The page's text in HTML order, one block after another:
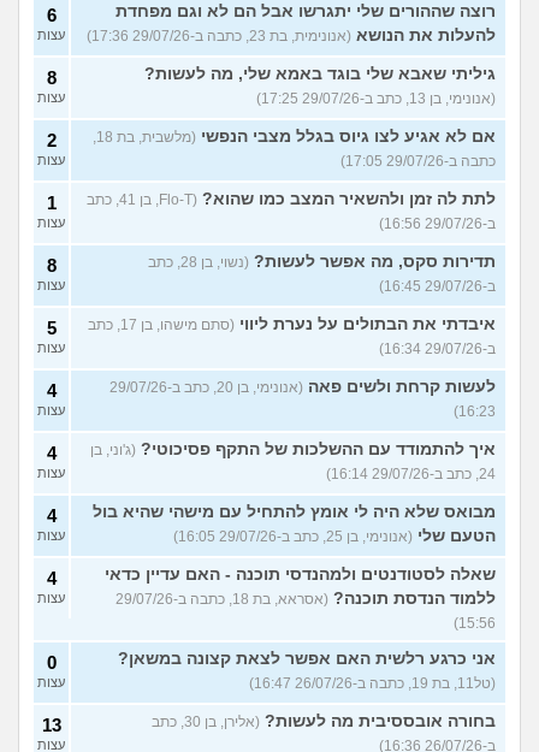
רוצה שההורים שלי יתגרשו אבל הם לא וגם מפחדת
להעלות את הנושא (אנונימית, בת 23, כתבה ב-29/07/26 17:36)
6
עצות
גיליתי שאבא שלי בוגד באמא שלי, מה לעשות?
(אנונימי, בן 13, כתב ב-29/07/26 17:25)
8
עצות
אם לא אגיע לצו גיוס בגלל מצבי הנפשי
(מלשבית, בת 18,
כתבה ב-29/07/26 17:05)
2
עצות
לתת לה זמן ולהשאיר המצב כמו שהוא?
(Flo-T, בן 41, כתב
ב-29/07/26 16:56)
1
עצות
תדירות סקס, מה אפשר לעשות?
(נשוי, בן 28, כתב
ב-29/07/26 16:45)
8
עצות
איבדתי את הבתולים על נערת ליווי
(סתם מישהו, בן 17, כתב
ב-29/07/26 16:34)
5
עצות
לעשות קרחת ולשים פאה
(אנונימי, בן 20, כתב ב-29/07/26
16:23)
4
עצות
איך להתמודד עם ההשלכות של התקף פסיכוטי? (ג'וני, בן
24, כתב ב-29/07/26 16:14)
4
עצות
מבואס שלא היה לי אומץ להתחיל עם מישהי שהיא בול
הטעם שלי (אנונימי, בן 25, כתב ב-29/07/26 16:05)
4
עצות
שאלה לסטודנטים ולמהנדסי תוכנה - האם עדיין כדאי
ללמוד הנדסת תוכנה?
(אסראא, בת 18, כתבה ב-29/07/26
15:56)
4
עצות
אני כרגע רלשית האם אפשר לצאת קצונה במשאן?
(טל11, בת 19, כתבה ב-26/07/26 16:47)
0
עצות
בחורה אובססיבית מה לעשות?
(אלירן, בן 30, כתב
ב-26/07/26 16:36)
13
עצות